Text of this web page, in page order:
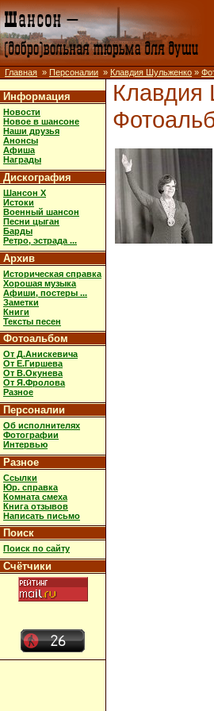
Главная » Персоналии » Клавдия Шульженко »
Информация
Новости
Новое в шансоне
Наши друзья
Анонсы
Афиша
Награды
Дискография
Шансон X
Истоки
Военный шансон
Песни цыган
Барды
Ретро, эстрада ...
Архив
Историческая справка
Хорошая музыка
Афиши, постеры ...
Заметки
Книги
Тексты песен
Фотоальбом
От Д.Анискевича
От Е.Гиршева
От В.Окунева
От Я.Фролова
Разное
Персоналии
Об исполнителях
Фотографии
Интервью
Разное
Ссылки
Юр. справка
Комната смеха
Книга отзывов
Написать письмо
Поиск
Поиск по сайту
Счётчики